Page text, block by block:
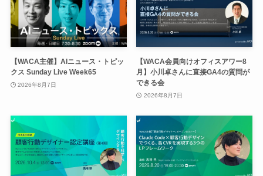
【WACA主催】AIニュース・トピッ
クス Sunday Live Week65
2026年8月7日
【WACA会員向けオフィスアワー8
月】小川卓さんに直接GA4の質問が
できる会
2026年8月7日